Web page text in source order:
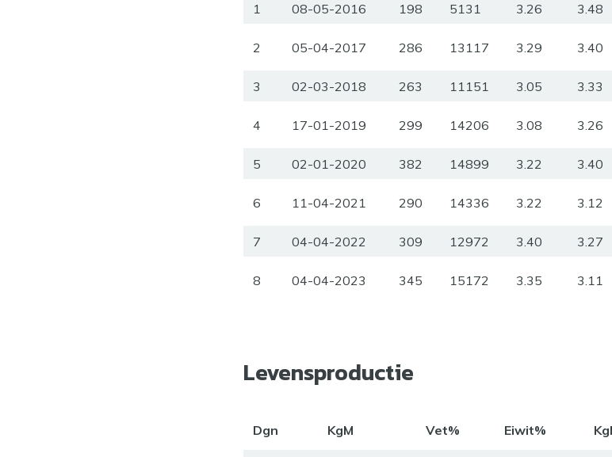
1 08-05-2016 198 5131 3.26 3.48
2 05-04-2017 286 13117 3.29 3.40
3 02-03-2018 263 11151 3.05 3.33
4 17-01-2019 299 14206 3.08 3.26
5 02-01-2020 382 14899 3.22 3.40
6 11-04-2021 290 14336 3.22 3.12
7 04-04-2022 309 12972 3.40 3.27
8 04-04-2023 345 15172 3.35 3.11
Levensproductie
Dgn KgM Vet% Eiwit%